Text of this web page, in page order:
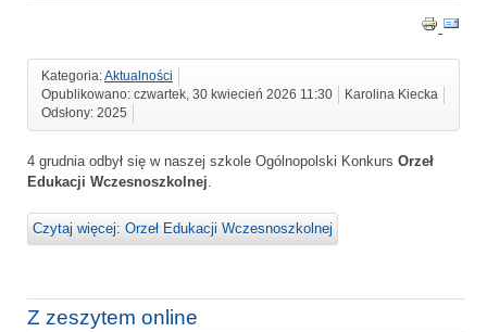
Kategoria:Aktualności
Opublikowano: czwartek, 30 kwiecień 2026 11:30
Karolina Kiecka
Odsłony: 2025
4 grudnia odbył się w naszej szkole Ogólnopolski Konkurs Orzeł
Edukacji Wczesnoszkolnej.
Czytaj więcej: Orzeł Edukacji Wczesnoszkolnej
Z zeszytem online